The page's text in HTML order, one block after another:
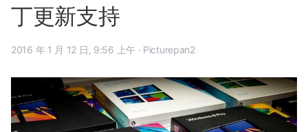
丁更新支持
2016 年 1 月 12 日, 9:56 上午 · Picturepan2